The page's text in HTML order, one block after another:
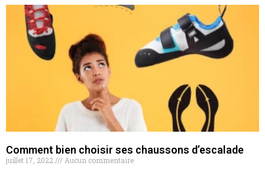
Comment bien choisir ses chaussons d’escalade
juillet 17, 2022 Aucun commentaire